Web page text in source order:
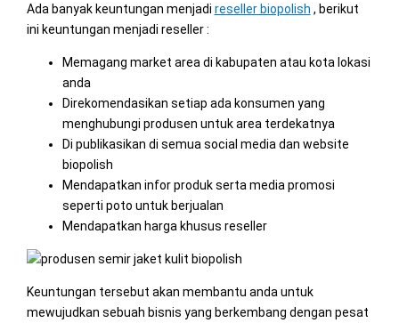
Ada banyak keuntungan menjadi reseller biopolish , berikut
ini keuntungan menjadi reseller :
Memagang market area di kabupaten atau kota lokasi
anda
Direkomendasikan setiap ada konsumen yang
menghubungi produsen untuk area terdekatnya
Di publikasikan di semua social media dan website
biopolish
Mendapatkan infor produk serta media promosi
seperti poto untuk berjualan
Mendapatkan harga khusus reseller
Keuntungan tersebut akan membantu anda untuk
mewujudkan sebuah bisnis yang berkembang dengan pesat